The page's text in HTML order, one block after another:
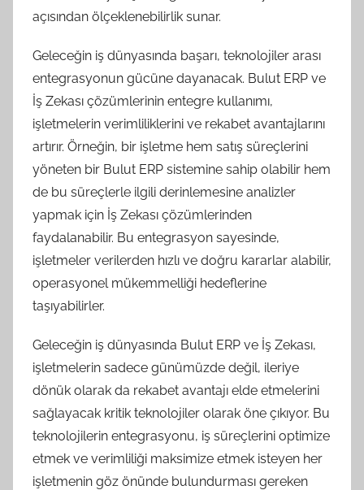
açısından ölçeklenebilirlik sunar.
Geleceğin iş dünyasında başarı, teknolojiler arası
entegrasyonun gücüne dayanacak. Bulut ERP ve
İş Zekası çözümlerinin entegre kullanımı,
işletmelerin verimliliklerini ve rekabet avantajlarını
artırır. Örneğin, bir işletme hem satış süreçlerini
yöneten bir Bulut ERP sistemine sahip olabilir hem
de bu süreçlerle ilgili derinlemesine analizler
yapmak için İş Zekası çözümlerinden
faydalanabilir. Bu entegrasyon sayesinde,
işletmeler verilerden hızlı ve doğru kararlar alabilir,
operasyonel mükemmelliği hedeflerine
taşıyabilirler.
Geleceğin iş dünyasında Bulut ERP ve İş Zekası,
işletmelerin sadece günümüzde değil, ileriye
dönük olarak da rekabet avantajı elde etmelerini
sağlayacak kritik teknolojiler olarak öne çıkıyor. Bu
teknolojilerin entegrasyonu, iş süreçlerini optimize
etmek ve verimliliği maksimize etmek isteyen her
işletmenin göz önünde bulundurması gereken